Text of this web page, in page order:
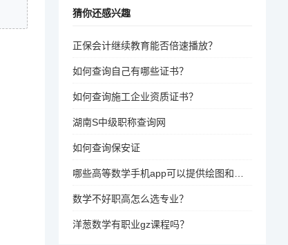
猜你还感兴趣
正保会计继续教育能否倍速播放？
如何查询自己有哪些证书？
如何查询施工企业资质证书？
湖南S中级职称查询网
如何查询保安证
哪些高等数学手机app可以提供绘图和解决问题
数学不好职高怎么选专业？
洋葱数学有职业gz课程吗？